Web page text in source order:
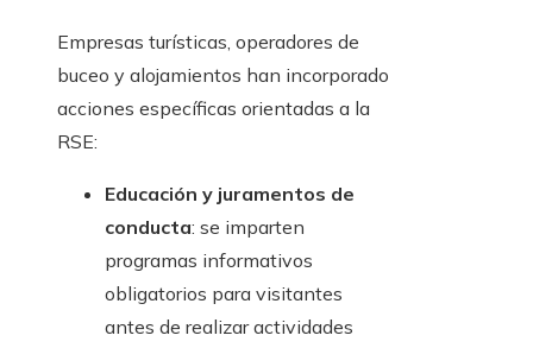
Empresas turísticas, operadores de
buceo y alojamientos han incorporado
acciones específicas orientadas a la
RSE:
Educación y juramentos de
conducta: se imparten
programas informativos
obligatorios para visitantes
antes de realizar actividades